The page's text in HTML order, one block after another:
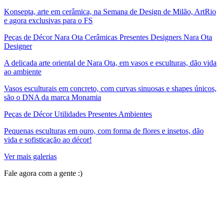
Konsepta, arte em cerâmica, na Semana de Design de Milão, ArtRio
e agora exclusivas para o FS
Peças de Décor Nara Ota Cerâmicas Presentes Designers Nara Ota
Designer
A delicada arte oriental de Nara Ota, em vasos e esculturas, dão vida
ao ambiente
Vasos esculturais em concreto, com curvas sinuosas e shapes únicos,
são o DNA da marca Monamia
Peças de Décor Utilidades Presentes Ambientes
Pequenas esculturas em ouro, com forma de flores e insetos, dão
vida e sofisticação ao décor!
Ver mais galerias
Fale agora com a gente :)